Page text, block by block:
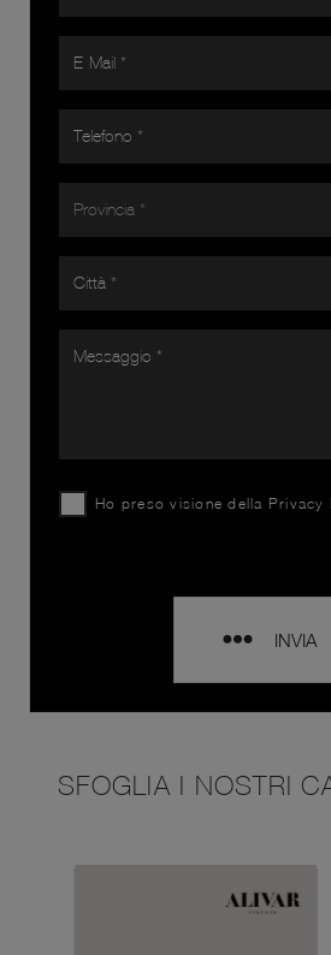
Ho preso visione della Privacy
INVIA
SFOGLIA I NOSTRI